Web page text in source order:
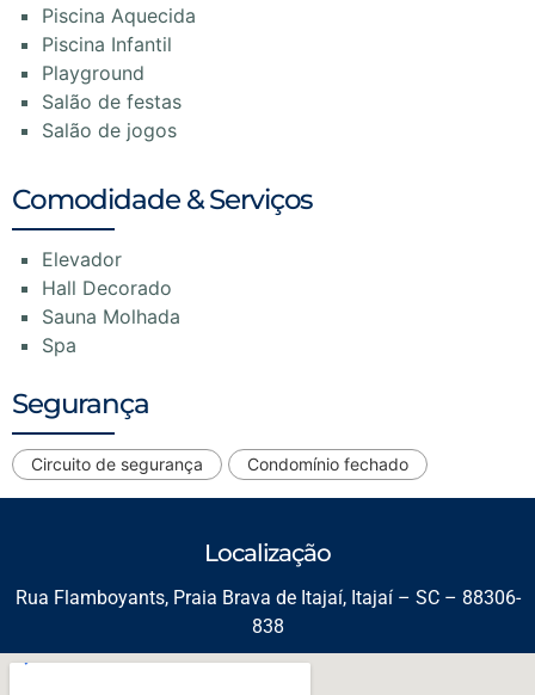
Piscina Aquecida
Piscina Infantil
Playground
Salão de festas
Salão de jogos
Comodidade & Serviços
Elevador
Hall Decorado
Sauna Molhada
Spa
Segurança
Circuito de segurança Condomínio fechado
Localização
Rua Flamboyants, Praia Brava de Itajaí, Itajaí – SC – 88306-
838